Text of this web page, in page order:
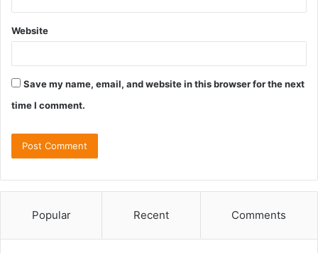
Website
Save my name, email, and website in this browser for the next
time I comment.
Popular Recent Comments